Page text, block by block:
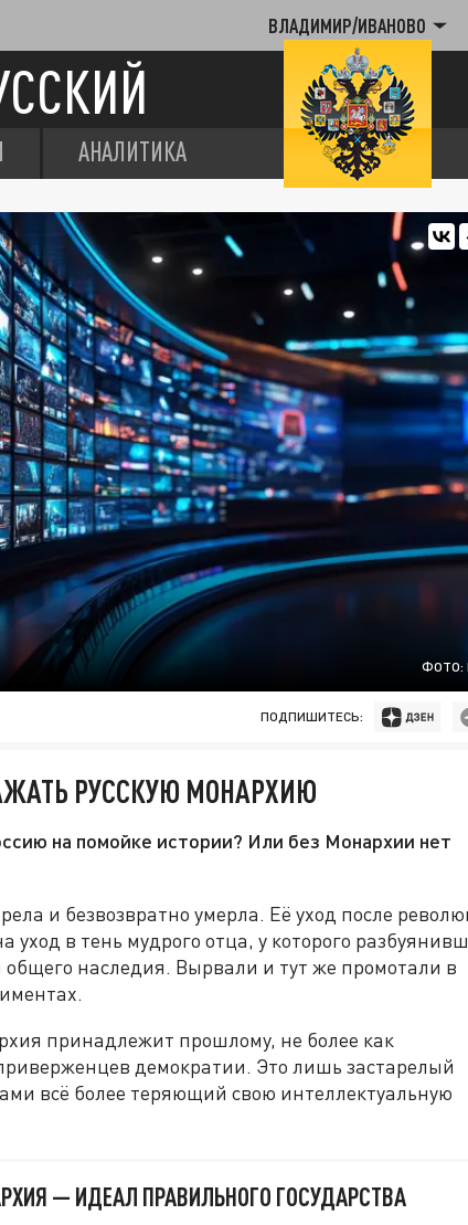
ВЛАДИМИР/ИВАНОВО
АНАЛИТИКА
ФОТО:
ПОДПИШИТЕСЬ:
РУССКУЮ МОНАРХИЮ
на помойке истории? Или без Монархии нет
и безвозвратно умерла. Её уход после
в тень мудрого отца, у которого
общего наследия. Вырвали и тут же промотали в
принадлежит прошлому, не более как
демократии. Это лишь застарелый
всё более теряющий свою интеллектуальную
— ИДЕАЛ ПРАВИЛЬНОГО ГОСУДАРСТВА